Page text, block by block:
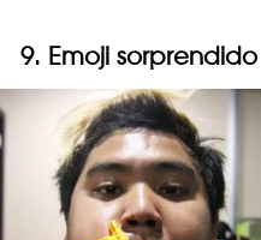
9. Emoji sorprendido